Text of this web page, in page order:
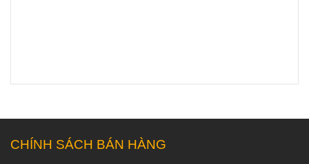
CHÍNH SÁCH BÁN HÀNG